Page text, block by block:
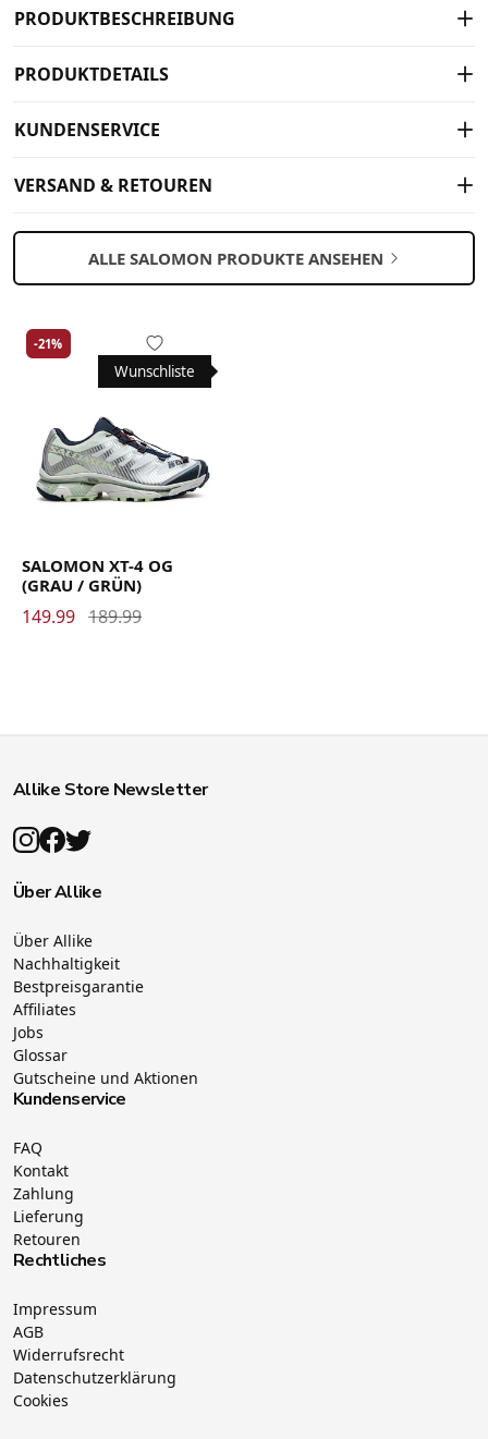
PRODUKTBESCHREIBUNG
PRODUKTDETAILS
KUNDENSERVICE
VERSAND & RETOUREN
ALLE SALOMON PRODUKTE ANSEHEN
Wunschliste
-21%
SALOMON XT-4 OG
(GRAU / GRÜN)
149.99 189.99
Allike Store Newsletter
Über Allike
Über Allike
Nachhaltigkeit
Bestpreisgarantie
Affiliates
Jobs
Glossar
Gutscheine und Aktionen
Kundenservice
FAQ
Kontakt
Zahlung
Lieferung
Retouren
Rechtliches
Impressum
AGB
Widerrufsrecht
Datenschutzerklärung
Cookies